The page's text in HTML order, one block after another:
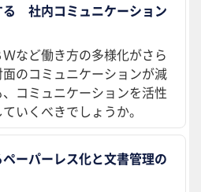
る 社内コミュニケーション
など働き方の多様化がさら
のコミュニケーションが減
コミュニケーションを活性
いくべきでしょうか。
ーパーレス化と文書管理の